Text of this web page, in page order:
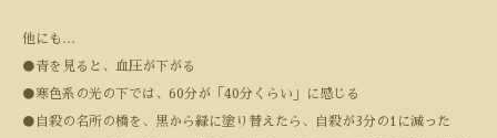
他にも …
●青を見ると、血圧が下がる
●寒色系の光の下では、 60分が「 40分くらい」に感じる
● 自殺の名所の橋を、黒から緑に塗り替えたら、自殺が3分の1 に減った